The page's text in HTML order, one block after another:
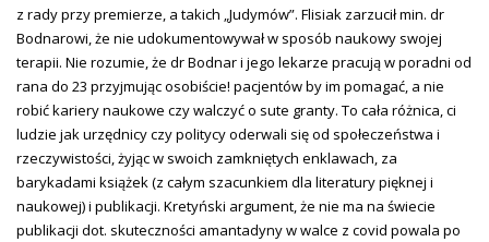
z rady przy premierze, a takich „Judymów”. Flisiak zarzucił min. dr
Bodnarowi, że nie udokumentowywał w sposób naukowy swojej
terapii. Nie rozumie, że dr Bodnar i jego lekarze pracują w poradni od
rana do 23 przyjmując osobiście! pacjentów by im pomagać, a nie
robić kariery naukowe czy walczyć o sute granty. To cała różnica, ci
ludzie jak urzędnicy czy politycy oderwali się od społeczeństwa i
rzeczywistości, żyjąc w swoich zamkniętych enklawach, za
barykadami książek (z całym szacunkiem dla literatury pięknej i
naukowej) i publikacji. Kretyński argument, że nie ma na świecie
publikacji dot. skuteczności amantadyny w walce z covid powala po